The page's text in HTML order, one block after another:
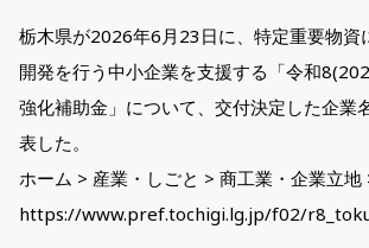
栃木県が2026年6月23日に、特定重要物資
開発を行う中小企業を支援する「令和
強化補助金」について、交付決定した企業
表した。
ホーム > 産業・しごと > 商工業・企業立地
https://www.pref.tochigi.lg.jp/f02/